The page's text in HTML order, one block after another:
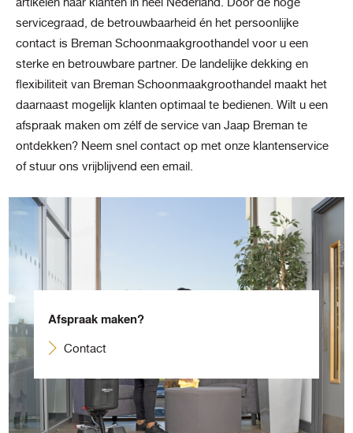
servicegraad, de betrouwbaarheid én het persoonlijke
contact is Breman Schoonmaakgroothandel voor u een
sterke en betrouwbare partner. De landelijke dekking en
flexibiliteit van Breman Schoonmaakgroothandel maakt het
daarnaast mogelijk klanten optimaal te bedienen. Wilt u een
afspraak maken om zélf de service van Jaap Breman te
ontdekken? Neem snel contact op met onze klantenservice
of stuur ons vrijblijvend een email.
Afspraak maken?
Contact